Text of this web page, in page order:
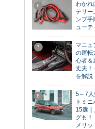
6
わか
テリー
ンプ手
ューテ
7
マニュ
の運転
心者＆
丈夫！
を解説
8
5～7人
トミ
15選
グも！
メリ